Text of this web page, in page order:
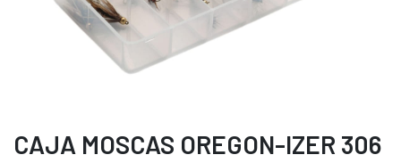
CAJA MOSCAS OREGON-IZER 306